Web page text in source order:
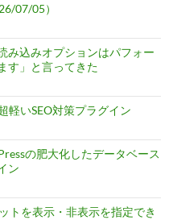
07/05）
み込みオプションはパフォー
す」と言ってきた
軽いSEO対策プラグイン
の肥大化したデータベース
ン
を表示・非表示を指定でき